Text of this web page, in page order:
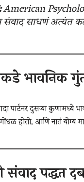
American
संवाद साधणं अत्यंत
भावनिक
पार्टनर दुसऱ्या कुणामध्ये
होतो, आणि नातं योग्य
संवाद पद्धत